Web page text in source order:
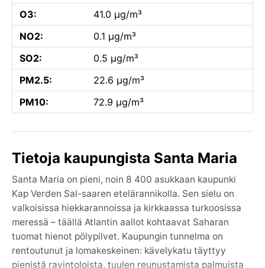
O3:
41.0 µg/m³
NO2:
0.1 µg/m³
SO2:
0.5 µg/m³
PM2.5:
22.6 µg/m³
PM10:
72.9 µg/m³
Tietoja kaupungista Santa Maria
Santa Maria on pieni, noin 8 400 asukkaan kaupunki
Kap Verden Sal-saaren etelärannikolla. Sen sielu on
valkoisissa hiekkarannoissa ja kirkkaassa turkoosissa
meressä – täällä Atlantin aallot kohtaavat Saharan
tuomat hienot pölypilvet. Kaupungin tunnelma on
rentoutunut ja lomakeskeinen: kävelykatu täyttyy
pienistä ravintoloista, tuulen reunustamista palmuista